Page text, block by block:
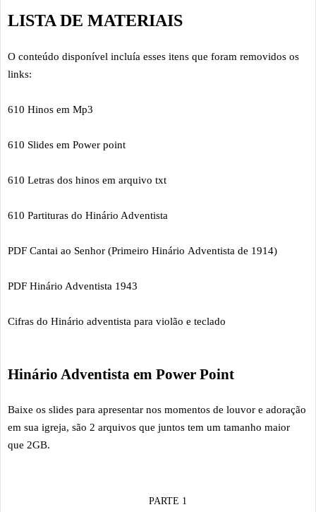
LISTA DE MATERIAIS
O conteúdo disponível incluía esses itens que foram removidos os
links:
610 Hinos em Mp3
610 Slides em Power point
610 Letras dos hinos em arquivo txt
610 Partituras do Hinário Adventista
PDF Cantai ao Senhor (Primeiro Hinário Adventista de 1914)
PDF Hinário Adventista 1943
Cifras do Hinário adventista para violão e teclado
Hinário Adventista em Power Point
Baixe os slides para apresentar nos momentos de louvor e adoração
em sua igreja, são 2 arquivos que juntos tem um tamanho maior
que 2GB.
PARTE 1